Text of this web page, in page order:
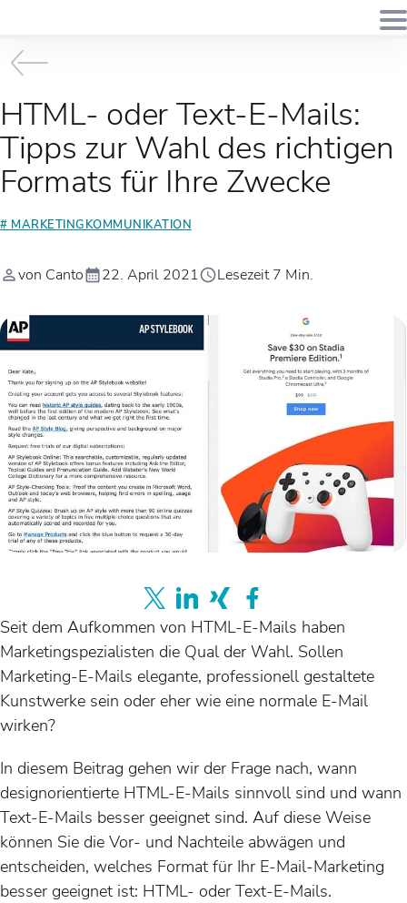
HTML- oder Text-E-Mails:
Tipps zur Wahl des richtigen
Formats für Ihre Zwecke
# MARKETINGKOMMUNIKATION
von Canto 22. April 2021 Lesezeit 7 Min.
Seit dem Aufkommen von HTML-E-Mails haben
Marketingspezialisten die Qual der Wahl. Sollen
Marketing-E-Mails elegante, professionell gestaltete
Kunstwerke sein oder eher wie eine normale E-Mail
wirken?
In diesem Beitrag gehen wir der Frage nach, wann
designorientierte HTML-E-Mails sinnvoll sind und wann
Text-E-Mails besser geeignet sind. Auf diese Weise
können Sie die Vor- und Nachteile abwägen und
entscheiden, welches Format für Ihr E-Mail-Marketing
besser geeignet ist: HTML- oder Text-E-Mails.